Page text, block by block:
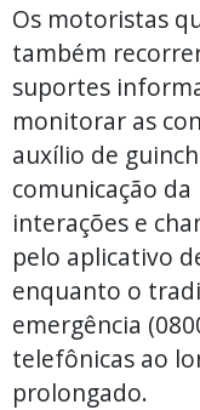
Os motoristas
também
suportes
monitorar as
auxílio de
comunicação
interações e
pelo aplicativo
enquanto o
emergência
telefônicas ao
prolongado.